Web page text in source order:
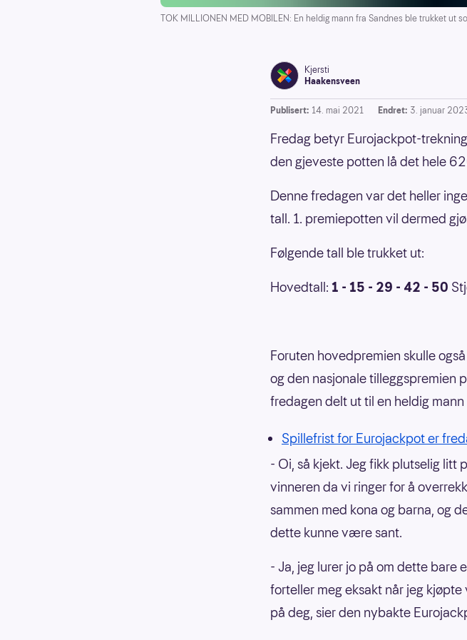
TOK MILLIONEN MED MOBILEN: En heldig mann fra Sandnes ble trukket ut
Kjersti
Haakensveen
Publisert: 14. mai 2021 Endret: 3. januar
Fredag betyr Eurojackpot-
den gjeveste potten lå det hele
Denne fredagen var det heller
tall. 1. premiepotten vil dermed
Følgende tall ble trukket ut:
Hovedtall: 1 - 15 - 29 - 42 - 50
Foruten hovedpremien skulle
og den nasjonale tilleggspremien
fredagen delt ut til en heldig mann
Spillefrist for Eurojackpot er
- Oi, så kjekt. Jeg fikk plutselig litt
vinneren da vi ringer for å
sammen med kona og barna, og
dette kunne være sant.
- Ja, jeg lurer jo på om dette bare
forteller meg eksakt når jeg
på deg, sier den nybakte